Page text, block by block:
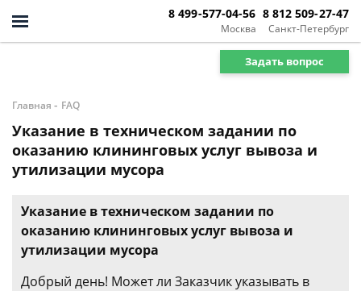
Москва
8 499-577-04-56
Санкт-Петербург
8 812 509-27-47
Задать вопрос
Главная - FAQ
Указание в техническом задании по
оказанию клининговых услуг вывоза и
утилизации мусора
Указание в техническом задании по
оказанию клининговых услуг вывоза и
утилизации мусора
Добрый день! Может ли Заказчик указывать в